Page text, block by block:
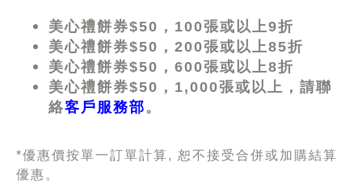
美心禮餅券$50 ， 100張或以上9折
美心禮餅券$50 ， 200張或以上85折
美心禮餅券$50 ， 600張或以上8折
美心禮餅券$50 ， 1,000張或以上，請聯
絡客戶服務部。
*優惠價按單一訂單計算, 恕不接受合併或加購結算
優惠。